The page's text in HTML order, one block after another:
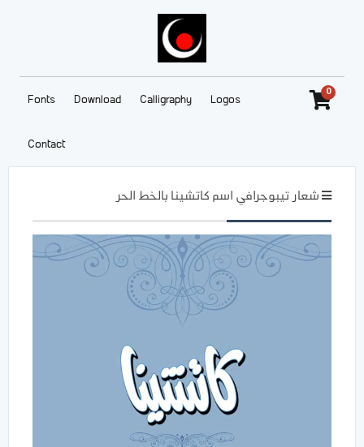
Fonts Download Calligraphy Logos
Contact
0
شعار تيبوجرافي اسم كاتشينا بالخط الحر